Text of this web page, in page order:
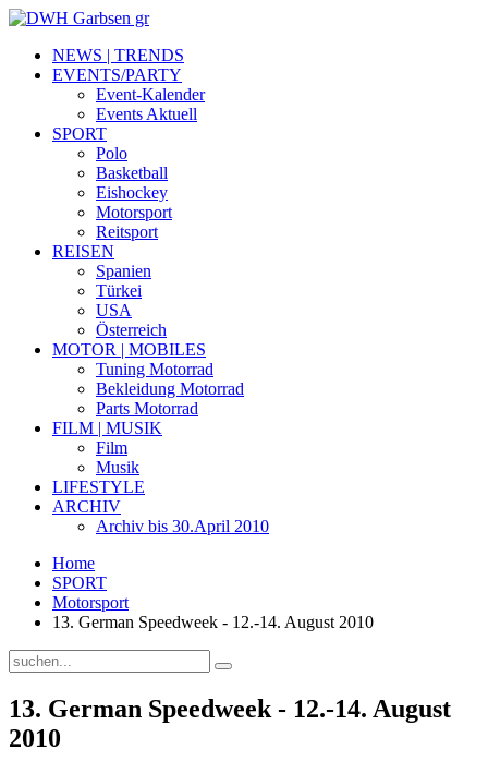
NEWS | TRENDS
EVENTS/PARTY
Event-Kalender
Events Aktuell
SPORT
Polo
Basketball
Eishockey
Motorsport
Reitsport
REISEN
Spanien
Türkei
USA
Österreich
MOTOR | MOBILES
Tuning Motorrad
Bekleidung Motorrad
Parts Motorrad
FILM | MUSIK
Film
Musik
LIFESTYLE
ARCHIV
Archiv bis 30.April 2010
Home
SPORT
Motorsport
13. German Speedweek - 12.-14. August 2010
13. German Speedweek - 12.-14. August
2010